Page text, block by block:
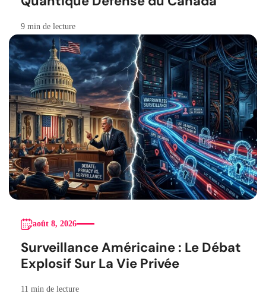
9 min de lecture
août 8, 2026
Surveillance Américaine : Le Débat
Explosif Sur La Vie Privée
11 min de lecture